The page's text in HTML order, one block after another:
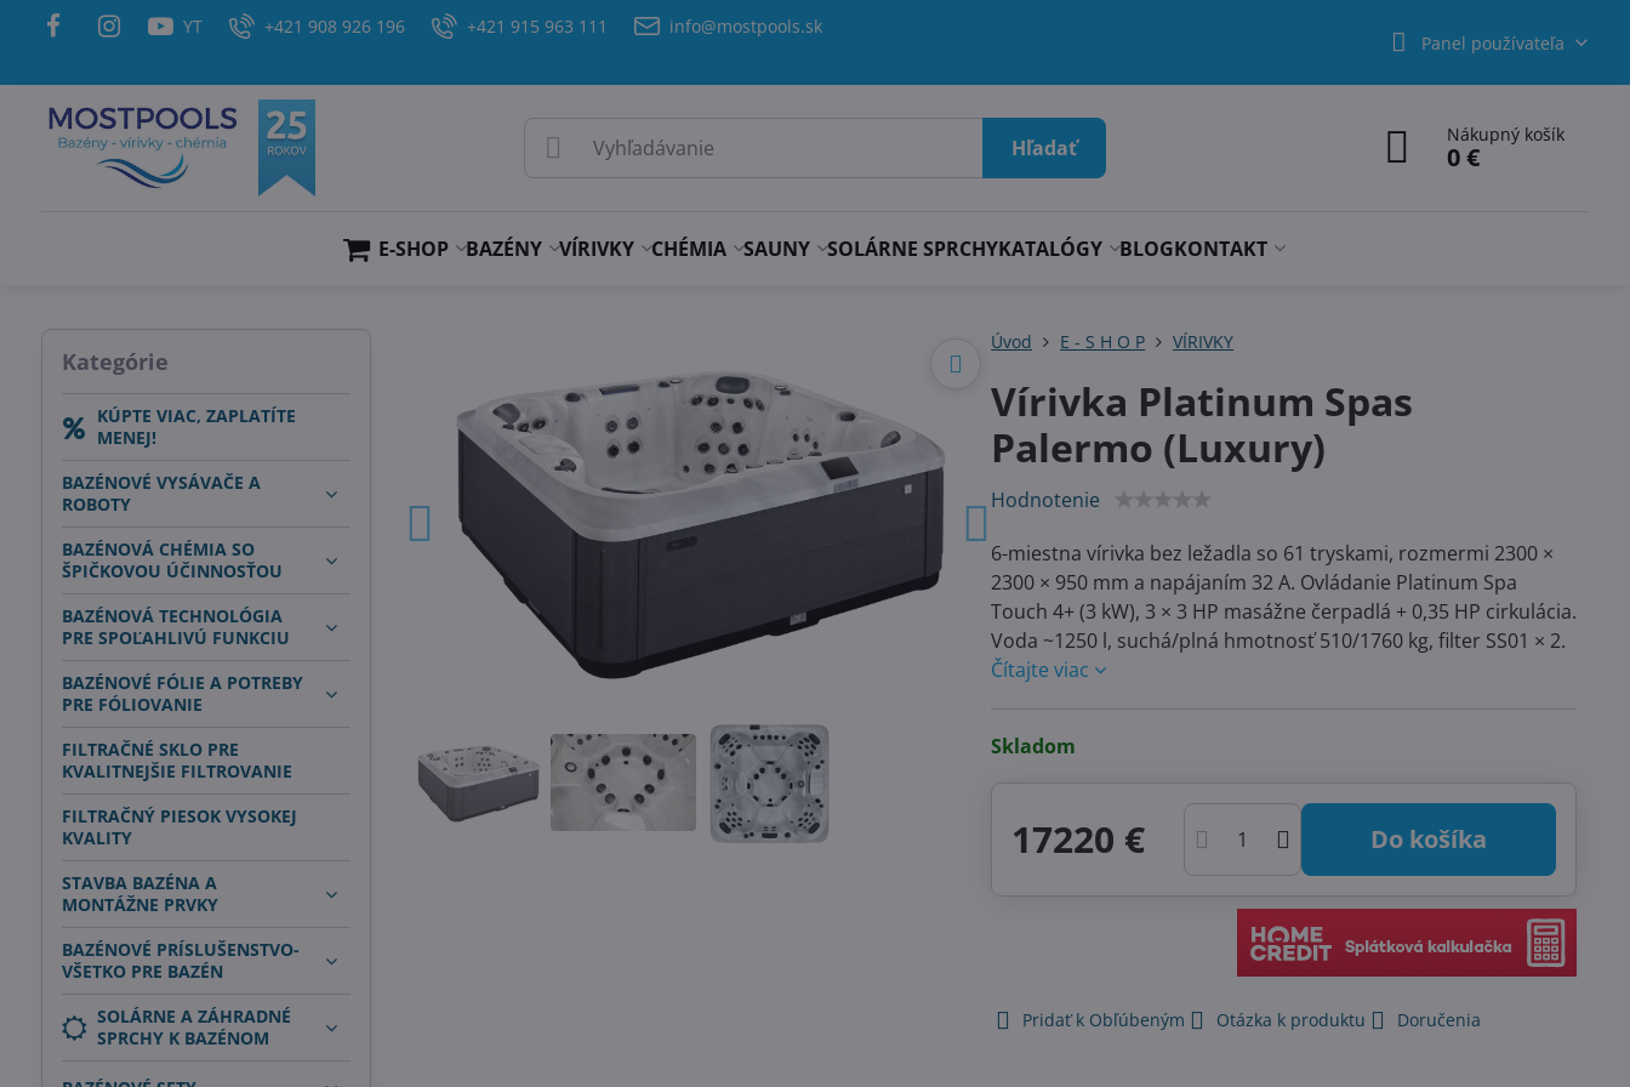
YT +421 908 926 196 +421 915 963 111 info@mostpools.sk
Panel používateľa
Hľadať
Nákupný košík
0 €
E-SHOP BAZÉNY VÍRIVKY CHÉMIA SAUNY SOLÁRNE SPRCHYKATALÓGY BLOGKONTAKT
Úvod E - S H O P VÍRIVKY
Vírivka Platinum Spas
Palermo (Luxury)
Hodnotenie
6-miestna vírivka bez ležadla so 61 tryskami, rozmermi 2300 ×
2300 × 950 mm a napájaním 32 A. Ovládanie Platinum Spa
Touch 4+ (3 kW), 3 × 3 HP masážne čerpadlá + 0,35 HP cirkulácia.
Voda ~1250 l, suchá/plná hmotnosť 510/1760 kg, filter SS01 × 2.
Čítajte viac
Skladom
17220 € Do košíka
Pridať k Obľúbeným Otázka k produktu Doručenia
Kategórie
KÚPTE VIAC, ZAPLATÍTE
MENEJ!
BAZÉNOVÉ VYSÁVAČE A
ROBOTY
BAZÉNOVÁ CHÉMIA SO
ŠPIČKOVOU ÚČINNOSŤOU
BAZÉNOVÁ TECHNOLÓGIA
PRE SPOĽAHLIVÚ FUNKCIU
BAZÉNOVÉ FÓLIE A POTREBY
PRE FÓLIOVANIE
FILTRAČNÉ SKLO PRE
KVALITNEJŠIE FILTROVANIE
FILTRAČNÝ PIESOK VYSOKEJ
KVALITY
STAVBA BAZÉNA A
MONTÁŽNE PRVKY
BAZÉNOVÉ PRÍSLUŠENSTVO-
VŠETKO PRE BAZÉN
SOLÁRNE A ZÁHRADNÉ
SPRCHY K BAZÉNOM